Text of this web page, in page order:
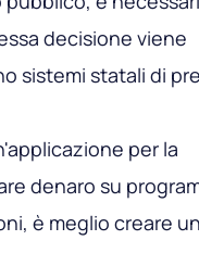
decisione viene
sistemi statali di
per la
denaro su
è meglio creare